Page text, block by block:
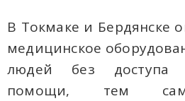
В Токмаке и Бердянске
медицинское
людей без доступа
помощи, тем